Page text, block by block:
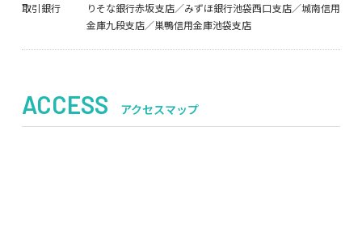
取引銀行
りそな銀行赤坂支店／みずほ銀行池袋西口支店／城南信用
金庫九段支店／巣鴨信用金庫池袋支店
ACCESS アクセスマップ